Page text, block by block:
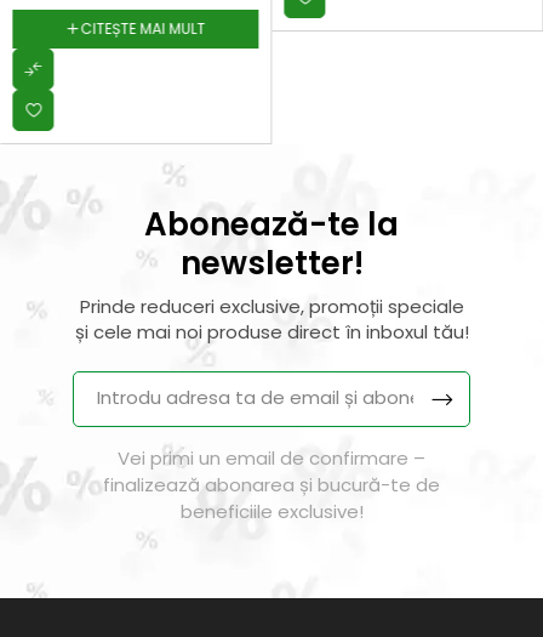
CITEȘTE MAI MULT
Abonează-te la
newsletter!
Prinde reduceri exclusive, promoții speciale
și cele mai noi produse direct în inboxul tău!
Vei primi un email de confirmare –
finalizează abonarea și bucură-te de
beneficiile exclusive!